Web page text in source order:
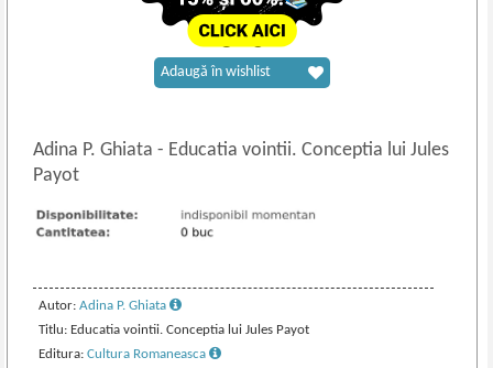
Adina P. Ghiata- Educatia vointii. Conceptia lui Jules
Payot
Autor:Adina P. Ghiata
Titlu: Educatia vointii. Conceptia lui Jules Payot
Editura:Cultura Romaneasca
Adaugă în wishlist